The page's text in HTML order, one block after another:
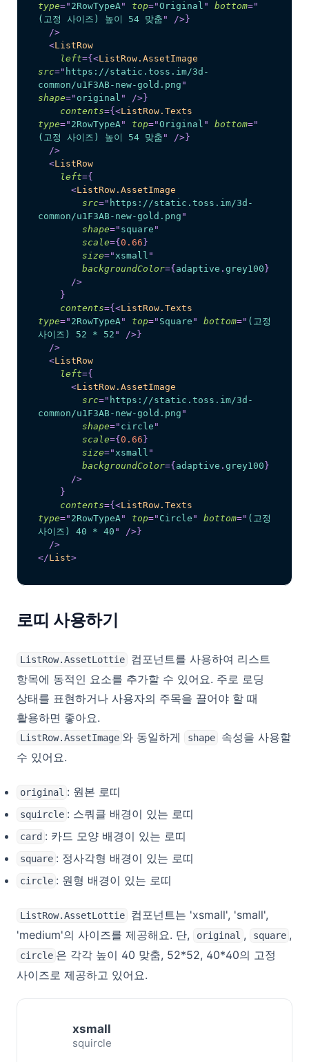
type=" 2RowTypeA" top="Original " bottom="
(고정 사이즈) 높이 54 맞춤 " /> }
/>
<ListRow
left={ <ListRow.AssetImage
src=" https://static.toss.im/3d-
common/u1F3AB-new-gold.png "
shape=" original " /> }
contents={ <ListRow.Texts
type=" 2RowTypeA" top="Original " bottom="
(고정 사이즈) 높이 54 맞춤 " /> }
/>
<ListRow
left={
<ListRow.AssetImage
src=" https://static.toss.im/3d-
common/u1F3AB-new-gold.png "
shape=" square "
scale={ 0.66 }
size="xsmall "
backgroundColor={ adaptive . grey100 }
/>
}
contents={ <ListRow.Texts
type=" 2RowTypeA" top=" Square " bottom=" (고정
사이즈) 52 * 52 " /> }
/>
<ListRow
left={
<ListRow.AssetImage
src=" https://static.toss.im/3d-
common/u1F3AB-new-gold.png "
shape=" circle "
scale={ 0.66 }
size="xsmall "
backgroundColor={ adaptive . grey100 }
/>
}
contents={ <ListRow.Texts
type=" 2RowTypeA" top=" Circle " bottom=" (고정
사이즈) 40 * 40 " /> }
/>
</List>
로띠 사용하기
ListRow.AssetLottie
컴포넌트를 사용하여 리스트
항목에 동적인 요소를 추가할 수 있어요. 주로 로딩
상태를 표현하거나 사용자의 주목을 끌어야 할 때
활용하면 좋아요.
ListRow.AssetImage 와 동일하게 shape
속성을 사용할
수 있어요.
original : 원본 로띠
squircle : 스쿼클 배경이 있는 로띠
card : 카드 모양 배경이 있는 로띠
square : 정사각형 배경이 있는 로띠
circle : 원형 배경이 있는 로띠
ListRow.AssetLottie
컴포넌트는 'xsmall', 'small',
'medium'의 사이즈를 제공해요. 단,
original , square ,
circle 은 각각 높이 40 맞춤, 52*52, 40*40의 고정
사이즈로 제공하고 있어요.
xsmall
squircle